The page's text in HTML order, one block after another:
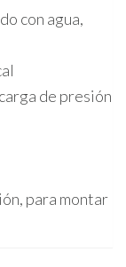
con agua,
de presión
para montar